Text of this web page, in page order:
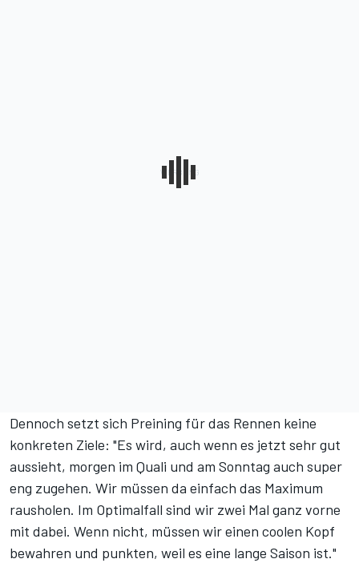
Dennoch setzt sich Preining für das Rennen keine
konkreten Ziele: "Es wird, auch wenn es jetzt sehr gut
aussieht, morgen im Quali und am Sonntag auch super
eng zugehen. Wir müssen da einfach das Maximum
rausholen. Im Optimalfall sind wir zwei Mal ganz vorne
mit dabei. Wenn nicht, müssen wir einen coolen Kopf
bewahren und punkten, weil es eine lange Saison ist."